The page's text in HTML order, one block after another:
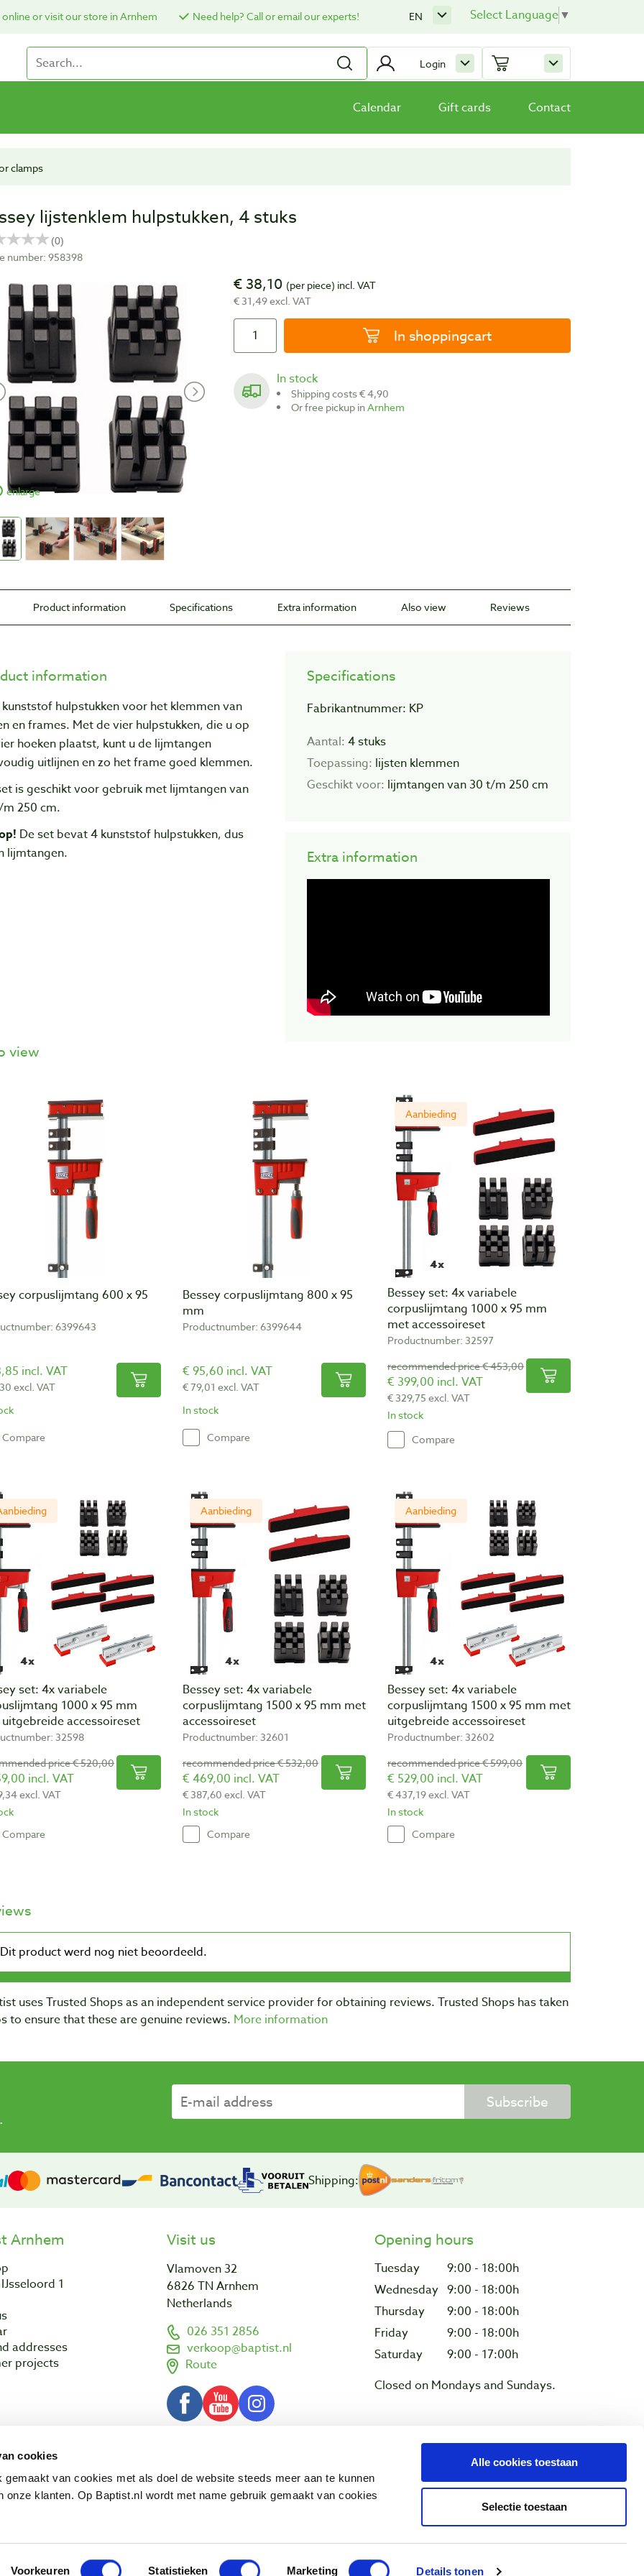
cookies
gemaakt van cookies met als doel de website steeds meer aan te kunnen
onze klanten. Op Baptist.nl wordt met name gebruik gemaakt van cookies
Voorkeuren Statistieken Marketing Details tonen
Alle cookies toestaan
Selectie toestaan
or visit our store in Arnhem Need help? Call or email our experts! Select Language▼
EN
Login
Calendar Gift cards Contact
clamps
lijstenklem hulpstukken, 4 stuks
number: 958398
enlarge
€ 38,10 (per piece) incl. VAT
€ 31,49 excl. VAT
In shoppingcart
In stock
Shipping costs € 4,90
Or free pickup inArnhem
Product information Specifications Extra information Also view Reviews
information
hulpstukken voor het klemmen van
en frames. Met de vier hulpstukken, die u op
hoeken plaatst, kunt u de lijmtangen
uitlijnen en zo het frame goed klemmen.
is geschikt voor gebruik met lijmtangen van
250 cm.
De set bevat 4 kunststof hulpstukken, dus
lijmtangen.
Specifications
Fabrikantnummer: KP
Aantal: 4 stuks
Toepassing: lijsten klemmen
Geschikt voor: lijmtangen van 30 t/m 250 cm
Extra information
view
corpuslijmtang 600 x 95
6399643
incl. VAT
excl. VAT
Compare
Bessey corpuslijmtang 800 x 95
mm
Productnumber: 6399644
€ 95,60 incl. VAT
€ 79,01 excl. VAT
In stock
Compare
Aanbieding
Bessey set: 4x variabele
corpuslijmtang 1000 x 95 mm
met accessoireset
Productnumber: 32597
recommended price € 453,00
€ 399,00 incl. VAT
€ 329,75 excl. VAT
In stock
Compare
set: 4x variabele
1000 x 95 mm
accessoireset
32598
price € 520,00
incl. VAT
excl. VAT
Compare
Aanbieding
Bessey set: 4x variabele
corpuslijmtang 1500 x 95 mm met
accessoireset
Productnumber: 32601
recommended price € 532,00
€ 469,00 incl. VAT
€ 387,60 excl. VAT
In stock
Compare
Aanbieding
Bessey set: 4x variabele
corpuslijmtang 1500 x 95 mm met
uitgebreide accessoireset
Productnumber: 32602
recommended price € 599,00
€ 529,00 incl. VAT
€ 437,19 excl. VAT
In stock
Compare
uses Trusted Shops as an independent service provider for obtaining reviews. Trusted Shops has taken
to ensure that these are genuine reviews. More information
Subscribe
Shipping:
Arnhem
1
addresses
projects
Visit us
Vlamoven 32
6826 TN Arnhem
Netherlands
026 351 2856
verkoop@baptist.nl
Route
Opening hours
Tuesday
9:00 - 18:00h
Wednesday 9:00 - 18:00h
Thursday
9:00 - 18:00h
Friday
9:00 - 18:00h
Saturday
9:00 - 17:00h
Closed on Mondays and Sundays.
2026 Baptist Arnhem BV